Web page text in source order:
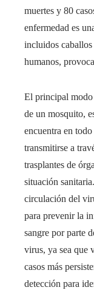
muertes y 80
enfermedad es
incluidos caballos
humanos,
El principal modo
de un mosquito,
encuentra en
transmitirse a
trasplantes de
situación
circulación del
para prevenir la
sangre por parte
virus, ya sea que
casos más
detección para